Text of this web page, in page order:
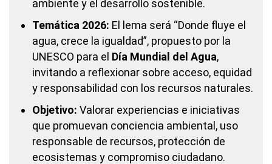
ambiente y el desarrollo sostenible.
Temática 2026: El lema será “Donde fluye el
agua, crece la igualdad”, propuesto por la
UNESCO para el Día Mundial del Agua,
invitando a reflexionar sobre acceso, equidad
y responsabilidad con los recursos naturales.
Objetivo: Valorar experiencias e iniciativas
que promuevan conciencia ambiental, uso
responsable de recursos, protección de
ecosistemas y compromiso ciudadano.